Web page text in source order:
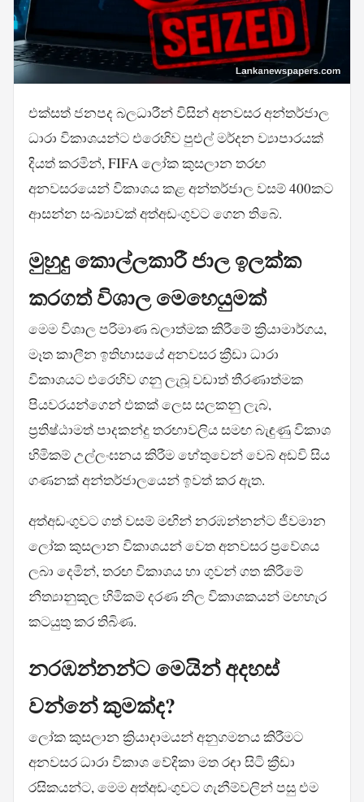
එක්සත් ජනපද බලධාරීන් විසින් අනවසර අන්තර්ජාල
ධාරා විකාශයන්ට එරෙහිව පුළුල් මර්දන ව්‍යාපාරයක්
දියත් කරමින්, FIFA ලෝක කුසලාන තරඟ
අනවසරයෙන් විකාශය කළ අන්තර්ජාල වසම් 400කට
ආසන්න සංඛ්‍යාවක් අත්අඩංගුවට ගෙන තිබේ.
මුහුදු කොල්ලකාරී ජාල ඉලක්ක
කරගත් විශාල මෙහෙයුමක්
මෙම විශාල පරිමාණ බලාත්මක කිරීමේ ක්‍රියාමාර්ගය,
මෑත කාලීන ඉතිහාසයේ අනවසර ක්‍රීඩා ධාරා
විකාශයට එරෙහිව ගනු ලැබූ වඩාත් තීරණාත්මක
පියවරයන්ගෙන් එකක් ලෙස සලකනු ලැබ,
ප්‍රතිෂ්ඨාමත් පාදකන්දු තරඟාවලිය සමඟ බැඳුණු විකාශ
හිමිකම් උල්ලංඝනය කිරීම හේතුවෙන් වෙබ් අඩවි සිය
ගණනක් අන්තර්ජාලයෙන් ඉවත් කර ඇත.
අත්අඩංගුවට ගත් වසම් මඟින් නරඹන්නන්ට ජීවමාන
ලෝක කුසලාන විකාශයන් වෙත අනවසර ප්‍රවේශය
ලබා දෙමින්, තරඟ විකාශය හා ගුවන් ගත කිරීමේ
නීත්‍යානුකූල හිමිකම් දරණ නිල විකාශකයන් මඟහැර
කටයුතු කර තිබිණ.
නරඹන්නන්ට මෙයින් අදහස්
වන්නේ කුමක්ද?
ලෝක කුසලාන ක්‍රියාදාමයන් අනුගමනය කිරීමට
අනවසර ධාරා විකාශ වේදිකා මත රඳා සිටි ක්‍රීඩා
රසිකයන්ට, මෙම අත්අඩංගුවට ගැනීම්වලින් පසු එම